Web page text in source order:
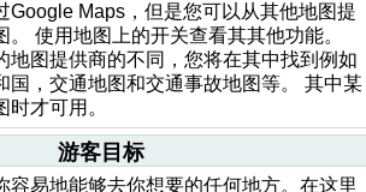
Google Maps，但是您可以从其他地图提
。 使用地图上的开关查看其其他功能。
地图提供商的不同，您将在其中找到例如
国，交通地图和交通事故地图等。 其中某
才可用。
游客目标
容易地能够去你想要的任何地方。在这里